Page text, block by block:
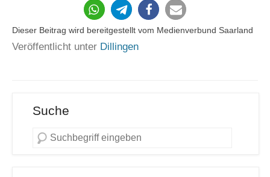
107
Dieser Beitrag wird bereitgestellt vom Medienverbund Saarland
Veröffentlicht unter Dillingen
Suche